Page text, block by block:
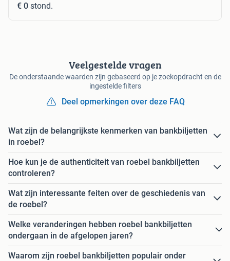
€ 0 stond.
Veelgestelde vragen
De onderstaande waarden zijn gebaseerd op je zoekopdracht en de
ingestelde filters
Deel opmerkingen over deze FAQ
Wat zijn de belangrijkste kenmerken van bankbiljetten
in roebel?
Hoe kun je de authenticiteit van roebel bankbiljetten
controleren?
Wat zijn interessante feiten over de geschiedenis van
de roebel?
Welke veranderingen hebben roebel bankbiljetten
ondergaan in de afgelopen jaren?
Waarom zijn roebel bankbiljetten populair onder